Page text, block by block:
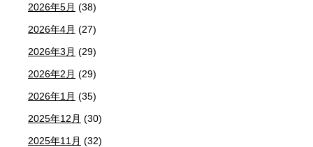
2026年5月 (38)
2026年4月 (27)
2026年3月 (29)
2026年2月 (29)
2026年1月 (35)
2025年12月 (30)
2025年11月 (32)